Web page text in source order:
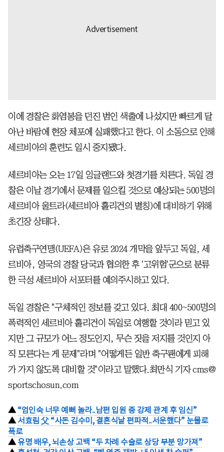
이에 경찰은 화염봉을 던진 범인 색출에 나섰지만 빠르게 달
아난 바람에 현장 체포에 실패했다고 한다. 이 소동으로 인해
세르비아의 훈련도 일시 중지됐다.
세르비아는 오는 17일 잉글랜드와 첫경기를 치른다. 독일 경
찰은 이날 경기에서 문제를 일으킬 것으로 예상되는 500명의
세르비아 울트라(세르비아 훌리건의 별칭)에 대비하기 위해
초긴장 상태다.
유럽축구연맹(UEFA)은 유로 2024 개막을 앞두고 독일, 세
르비아, 영국의 경찰 당국과 협의한 후 '고위험'군으로 분류
한 극성 세르비아 서포터를 예의주시하고 있다.
독일 경찰은 "구체적인 정보를 갖고 있다. 최대 400~500명의
폭력적인 세르비아 훌리건이 독일로 여행할 것이라 믿고 있
지만 그 규모가 어느 정도인지, 무슨 짓을 저지를 것인지 아
직 모른다는 게 문제"라며 "어떻게든 일반 축구팬에게 피해
가 가지 않도록 대비할 것"이라고 말했다.최만식 기자 cms@
sportschosun.com
▲ “엄인숙 너무 예뻐 놀라..남편 입원 중 강제 관계 후 임신”
▲ 서효림 父 “사돈 김수미, 결혼식날 편파적..서운했다” 눈물로
폭로
▲ 유명 배우, 뇌손상 고백 “두 차례 수술로 상당 부분 망가져”